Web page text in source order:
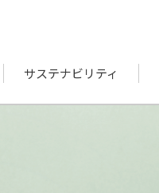
サステナビリティ